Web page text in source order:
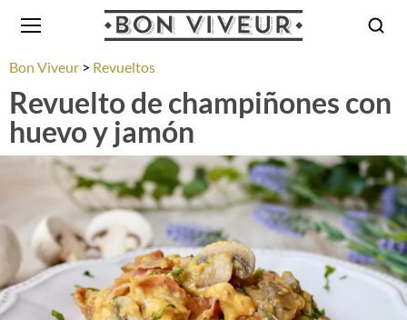
Bon Viveur Revueltos
Revuelto de champiñones con
huevo y jamón